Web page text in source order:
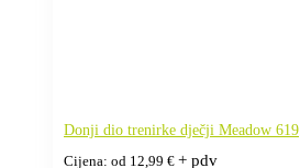
Donji dio trenirke dječji Meadow 619
Cijena: od 12,99 € + pdv